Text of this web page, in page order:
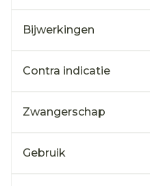
Bijwerkingen
Contra indicatie
Zwangerschap
Gebruik